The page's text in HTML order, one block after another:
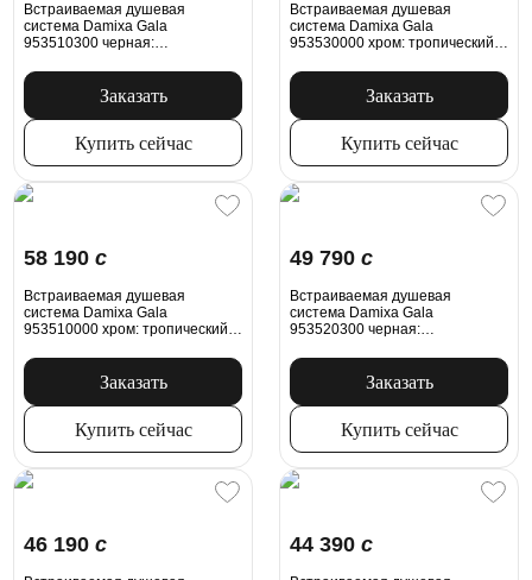
Встраиваемая душевая
система Damixa Gala
953510300 черная:
ручной душ, излив
Заказать
Купить сейчас
Встраиваемая душевая
система Damixa Gala
953530000 хром: тропический
Заказать
Купить сейчас
58 190 c
Встраиваемая душевая
система Damixa Gala
953510000 хром: тропический
Заказать
Купить сейчас
49 790 c
Встраиваемая душевая
система Damixa Gala
953520300 черная:
ручной душ
Заказать
Купить сейчас
46 190 c 44 390 c